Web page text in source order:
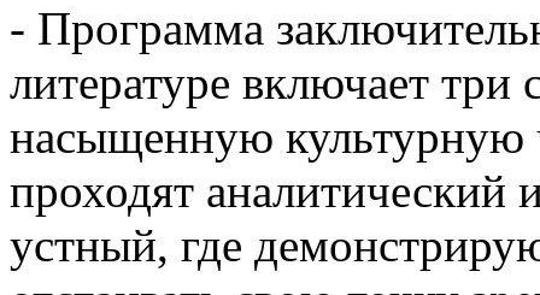
- Программа
литературе включает три
насыщенную культурную
проходят аналитический
устный, где